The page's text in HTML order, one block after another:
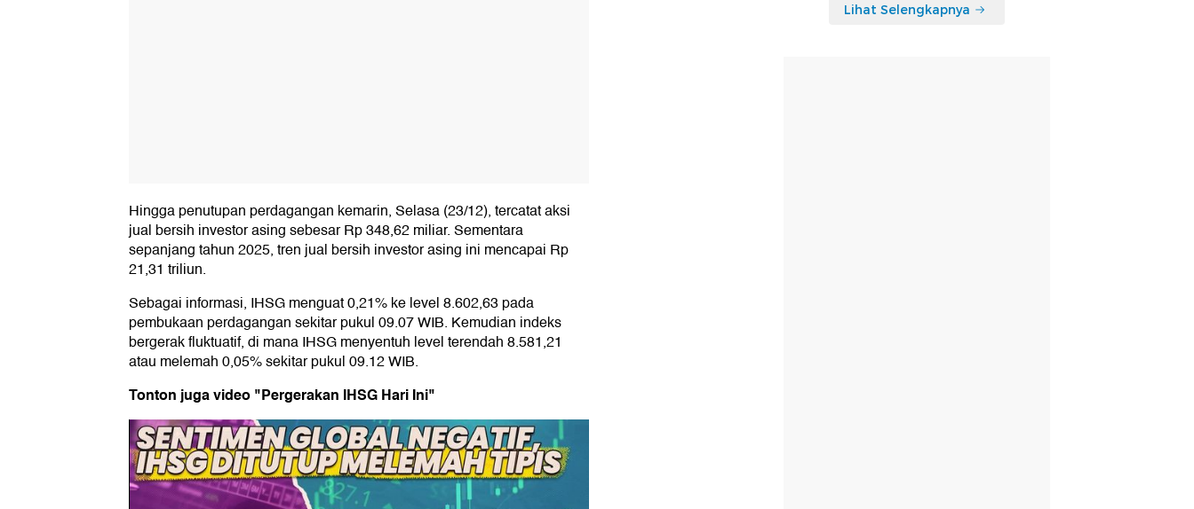
Hingga penutupan perdagangan kemarin, Selasa (23/12), tercatat aksi
jual bersih investor asing sebesar Rp 348,62 miliar. Sementara
sepanjang tahun 2025, tren jual bersih investor asing ini mencapai Rp
21,31 triliun.
Sebagai informasi, IHSG menguat 0,21% ke level 8.602,63 pada
pembukaan perdagangan sekitar pukul 09.07 WIB. Kemudian indeks
bergerak fluktuatif, di mana IHSG menyentuh level terendah 8.581,21
atau melemah 0,05% sekitar pukul 09.12 WIB.
Tonton juga video "Pergerakan IHSG Hari Ini"
Lihat Selengkapnya